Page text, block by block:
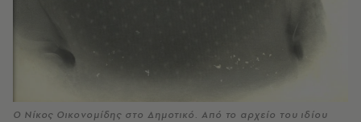
Ο Νίκος Οικονομίδης στο Δημοτικό. Από το αρχείο του ιδίου